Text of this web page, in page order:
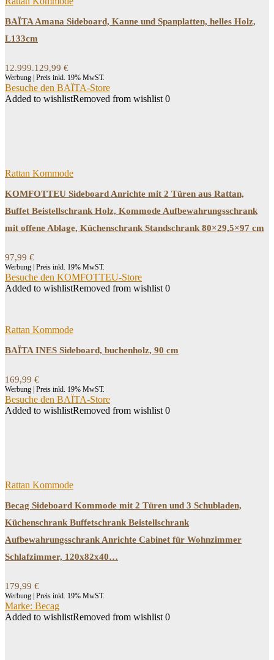
BAÏTA Amana Sideboard, Kanne und Spanplatten, helles Holz,
L133cm
12.999.129,99 €
Werbung | Preis inkl. 19% MwST.
Besuche den BAÏTA-Store
Added to wishlistRemoved from wishlist 0
Rattan Kommode
KOMFOTTEU Sideboard Anrichte mit 2 Türen aus Rattan,
Buffet Beistellschrank Holz, Kommode Aufbewahrungsschrank
mit offene Ablage, Küchenschrank Standschrank 80×29,5×97 cm
97,99 €
Werbung | Preis inkl. 19% MwST.
Besuche den KOMFOTTEU-Store
Added to wishlistRemoved from wishlist 0
Rattan Kommode
BAÏTA INES Sideboard, buchenholz, 90 cm
169,99 €
Werbung | Preis inkl. 19% MwST.
Besuche den BAÏTA-Store
Added to wishlistRemoved from wishlist 0
Rattan Kommode
Becag Sideboard Kommode mit 2 Türen und 3 Schubladen,
Küchenschrank Buffetschrank Beistellschrank
Aufbewahrungsschrank Anrichte Cabinet für Wohnzimmer
Schlafzimmer, 120x82x40…
179,99 €
Werbung | Preis inkl. 19% MwST.
Marke: Becag
Added to wishlistRemoved from wishlist 0